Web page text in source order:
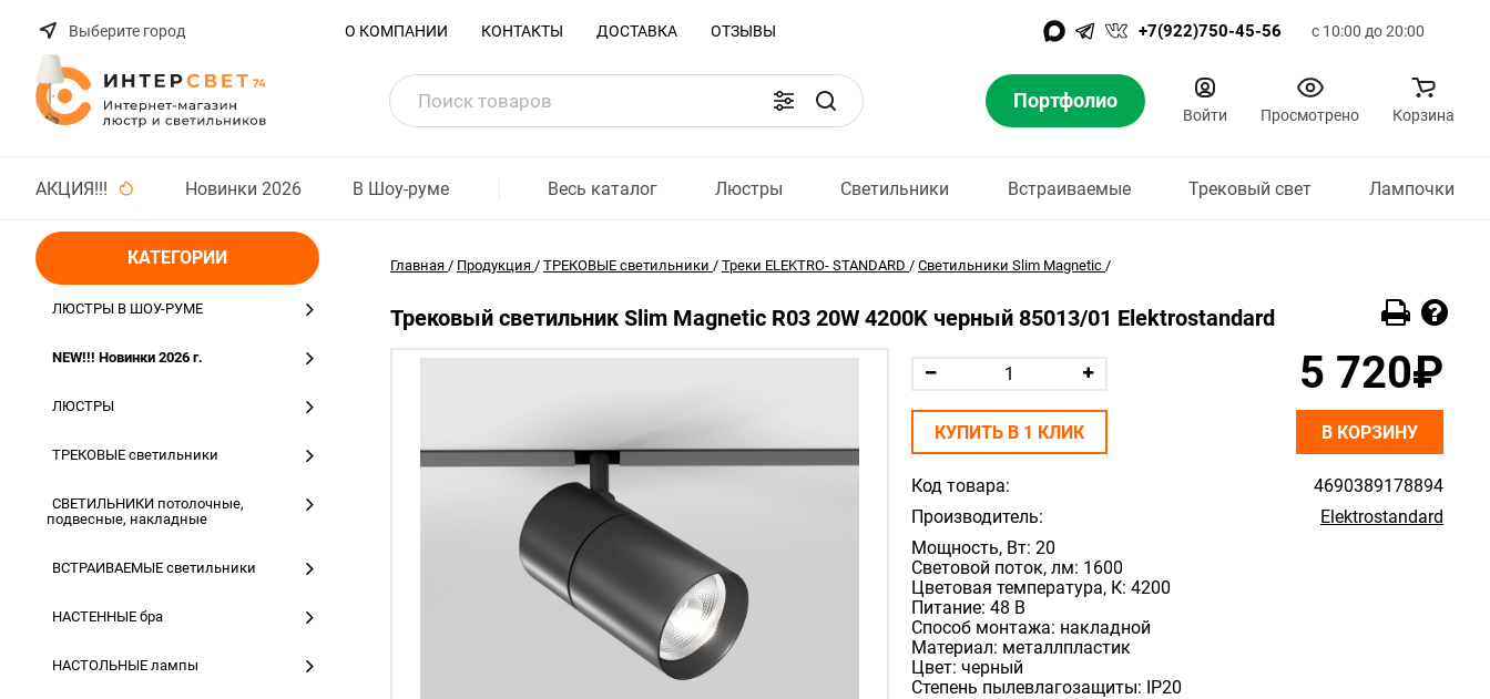
Выберите город О КОМПАНИИ КОНТАКТЫ ДОСТАВКА ОТЗЫВЫ +7(922)750-45-56 с 10:00 до 20:00
Портфолио
Войти Просмотрено Корзина
АКЦИЯ!!! Новинки 2026 В Шоу-руме Весь каталог Люстры Светильники Встраиваемые Трековый свет Лампочки
КАТЕГОРИИ
ЛЮСТРЫ В ШОУ-РУМЕ
NEW!!! Новинки 2026 г.
ЛЮСТРЫ
ТРЕКОВЫЕ светильники
СВЕТИЛЬНИКИ потолочные,
подвесные, накладные
ВСТРАИВАЕМЫЕ светильники
НАСТЕННЫЕ бра
НАСТОЛЬНЫЕ лампы
Главная / Продукция / ТРЕКОВЫЕ светильники / Треки ELEKTRO- STANDARD / Светильники Slim Magnetic /
Трековый светильник Slim Magnetic R03 20W 4200K черный 85013/01 Elektrostandard
Код товара:
4690389178894
Производитель:
Elektrostandard
Мощность, Вт: 20
Световой поток, лм: 1600
Цветовая температура, К: 4200
Питание: 48 В
Способ монтажа: накладной
Материал: металлпластик
Цвет: черный
Степень пылевлагозащиты: IP20
5 720₽
КУПИТЬ В 1 КЛИК В КОРЗИНУ